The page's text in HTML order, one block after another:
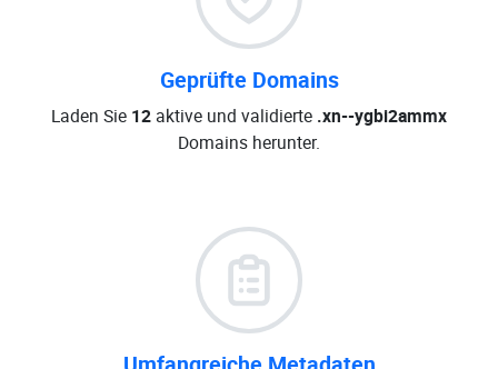
Geprüfte Domains
Laden Sie 12 aktive und validierte .xn--ygbi2ammx
Domains herunter.